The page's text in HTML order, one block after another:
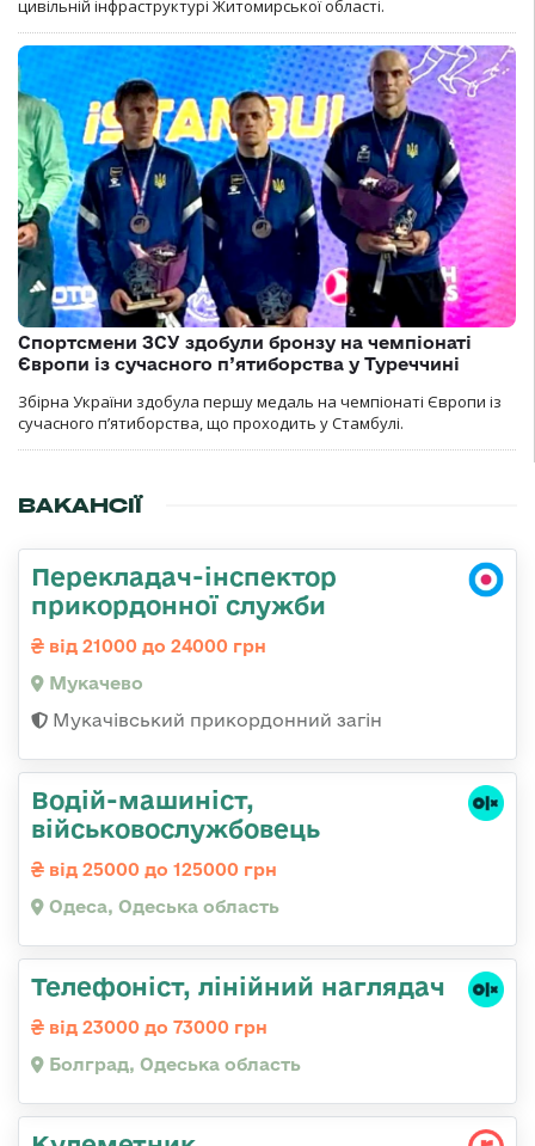
цивільній інфраструктурі Житомирської області.
Спортсмени ЗСУ здобули бронзу на чемпіонаті
Європи із сучасного п’ятиборства у Туреччині
Збірна України здобула першу медаль на чемпіонаті Європи із
сучасного п’ятиборства, що проходить у Стамбулі.
ВАКАНСІЇ
Перекладач-інспектор
прикордонної служби
від 21000 до 24000 грн
Мукачево
Мукачівський прикордонний загін
Водій-машиніст,
військовослужбовець
від 25000 до 125000 грн
Одеса, Одеська область
Телефоніст, лінійний наглядач
від 23000 до 73000 грн
Болград, Одеська область